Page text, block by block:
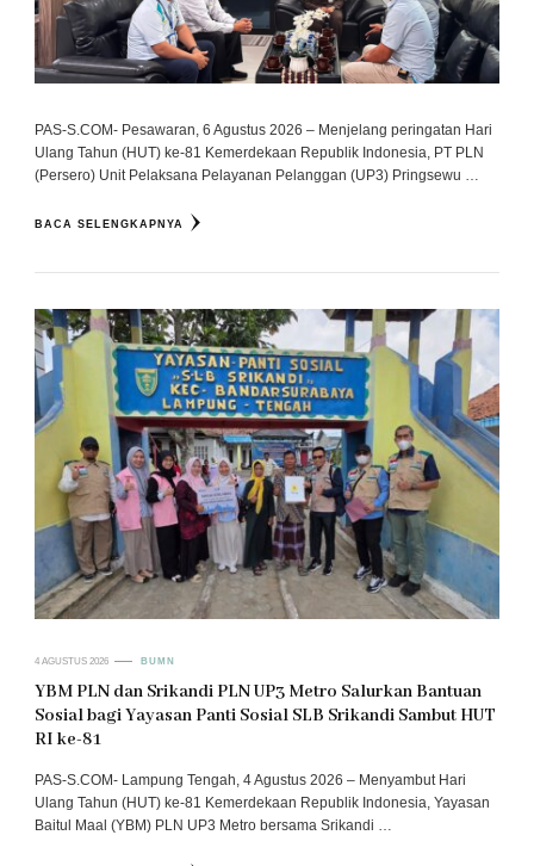
PAS-S.COM- Pesawaran, 6 Agustus 2026 – Menjelang peringatan Hari
Ulang Tahun (HUT) ke-81 Kemerdekaan Republik Indonesia, PT PLN
(Persero) Unit Pelaksana Pelayanan Pelanggan (UP3) Pringsewu …
BACA SELENGKAPNYA
4 AGUSTUS 2026 BUMN
YBM PLN dan Srikandi PLN UP3 Metro Salurkan Bantuan
Sosial bagi Yayasan Panti Sosial SLB Srikandi Sambut HUT
RI ke-81
PAS-S.COM- Lampung Tengah, 4 Agustus 2026 – Menyambut Hari
Ulang Tahun (HUT) ke-81 Kemerdekaan Republik Indonesia, Yayasan
Baitul Maal (YBM) PLN UP3 Metro bersama Srikandi …